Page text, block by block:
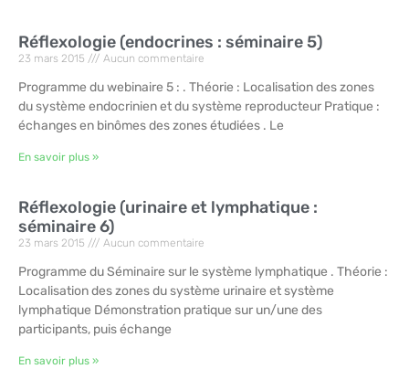
Réflexologie (endocrines : séminaire 5)
23 mars 2015 Aucun commentaire
Programme du webinaire 5 : . Théorie : Localisation des zones
du système endocrinien et du système reproducteur Pratique :
échanges en binômes des zones étudiées . Le
En savoir plus »
Réflexologie (urinaire et lymphatique :
séminaire 6)
23 mars 2015 Aucun commentaire
Programme du Séminaire sur le système lymphatique . Théorie :
Localisation des zones du système urinaire et système
lymphatique Démonstration pratique sur un/une des
participants, puis échange
En savoir plus »